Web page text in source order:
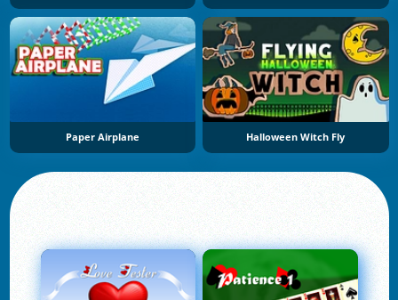
Paper Airplane Halloween Witch Fly